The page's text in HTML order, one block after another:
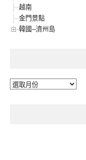
越南
金門景點
韓國--濟州島
彙